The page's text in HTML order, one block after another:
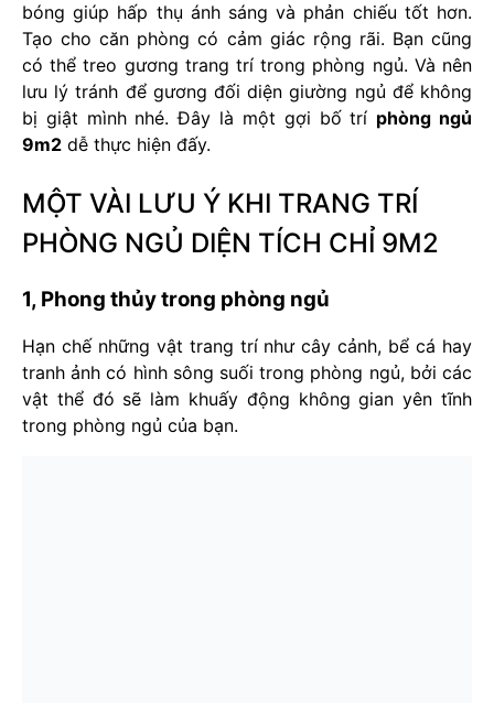
bóng giúp hấp thụ ánh sáng và phản chiếu tốt hơn.
Tạo cho căn phòng có cảm giác rộng rãi. Bạn cũng
có thể treo gương trang trí trong phòng ngủ. Và nên
lưu lý tránh để gương đối diện giường ngủ để không
bị giật mình nhé. Đây là một gợi bố trí phòng ngủ
9m2 dễ thực hiện đấy.
MỘT VÀI LƯU Ý KHI TRANG TRÍ
PHÒNG NGỦ DIỆN TÍCH CHỈ 9M2
1, Phong thủy trong phòng ngủ
Hạn chế những vật trang trí như cây cảnh, bể cá hay
tranh ảnh có hình sông suối trong phòng ngủ, bởi các
vật thể đó sẽ làm khuấy động không gian yên tĩnh
trong phòng ngủ của bạn.